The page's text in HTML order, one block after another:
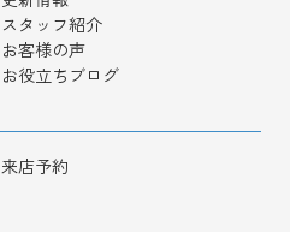
スタッフ紹介
お客様の声
お役立ちブログ
来店予約